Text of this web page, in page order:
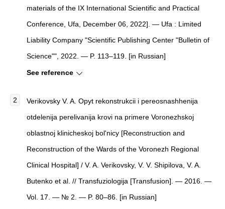
materials of the IX International Scientific and Practical
Conference, Ufa, December 06, 2022]. — Ufa : Limited
Liability Company "Scientific Publishing Center "Bulletin of
Science"", 2022. — P. 113–119. [in Russian]
See reference
Verikovsky V. A. Opyt rekonstrukcii i pereosnashhenija
otdelenija perelivanija krovi na primere Voronezhskoj
oblastnoj klinicheskoj bol'nicy [Reconstruction and
Reconstruction of the Wards of the Voronezh Regional
Clinical Hospital] / V. A. Verikovsky, V. V. Shipilova, V. A.
Butenko et al. // Transfuziologija [Transfusion]. — 2016. —
Vol. 17. — № 2. — P. 80–86. [in Russian]